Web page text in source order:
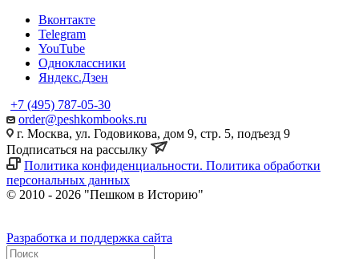
Вконтакте
Telegram
YouTube
Одноклассники
Яндекс.Дзен
+7 (495) 787-05-30
order@peshkombooks.ru
г. Москва, ул. Годовикова, дом 9, стр. 5, подъезд 9
Подписаться на рассылку
Политика конфиденциальности. Политика обработки
персональных данных
© 2010 - 2026 "Пешком в Историю"
Разработка и поддержка сайта